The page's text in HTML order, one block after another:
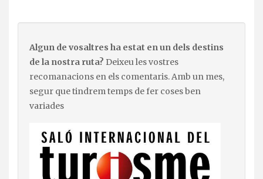
Algun de vosaltres ha estat en un dels destins
de la nostra ruta? Deixeu les vostres
recomanacions en els comentaris. Amb un mes,
segur que tindrem temps de fer coses ben
variades